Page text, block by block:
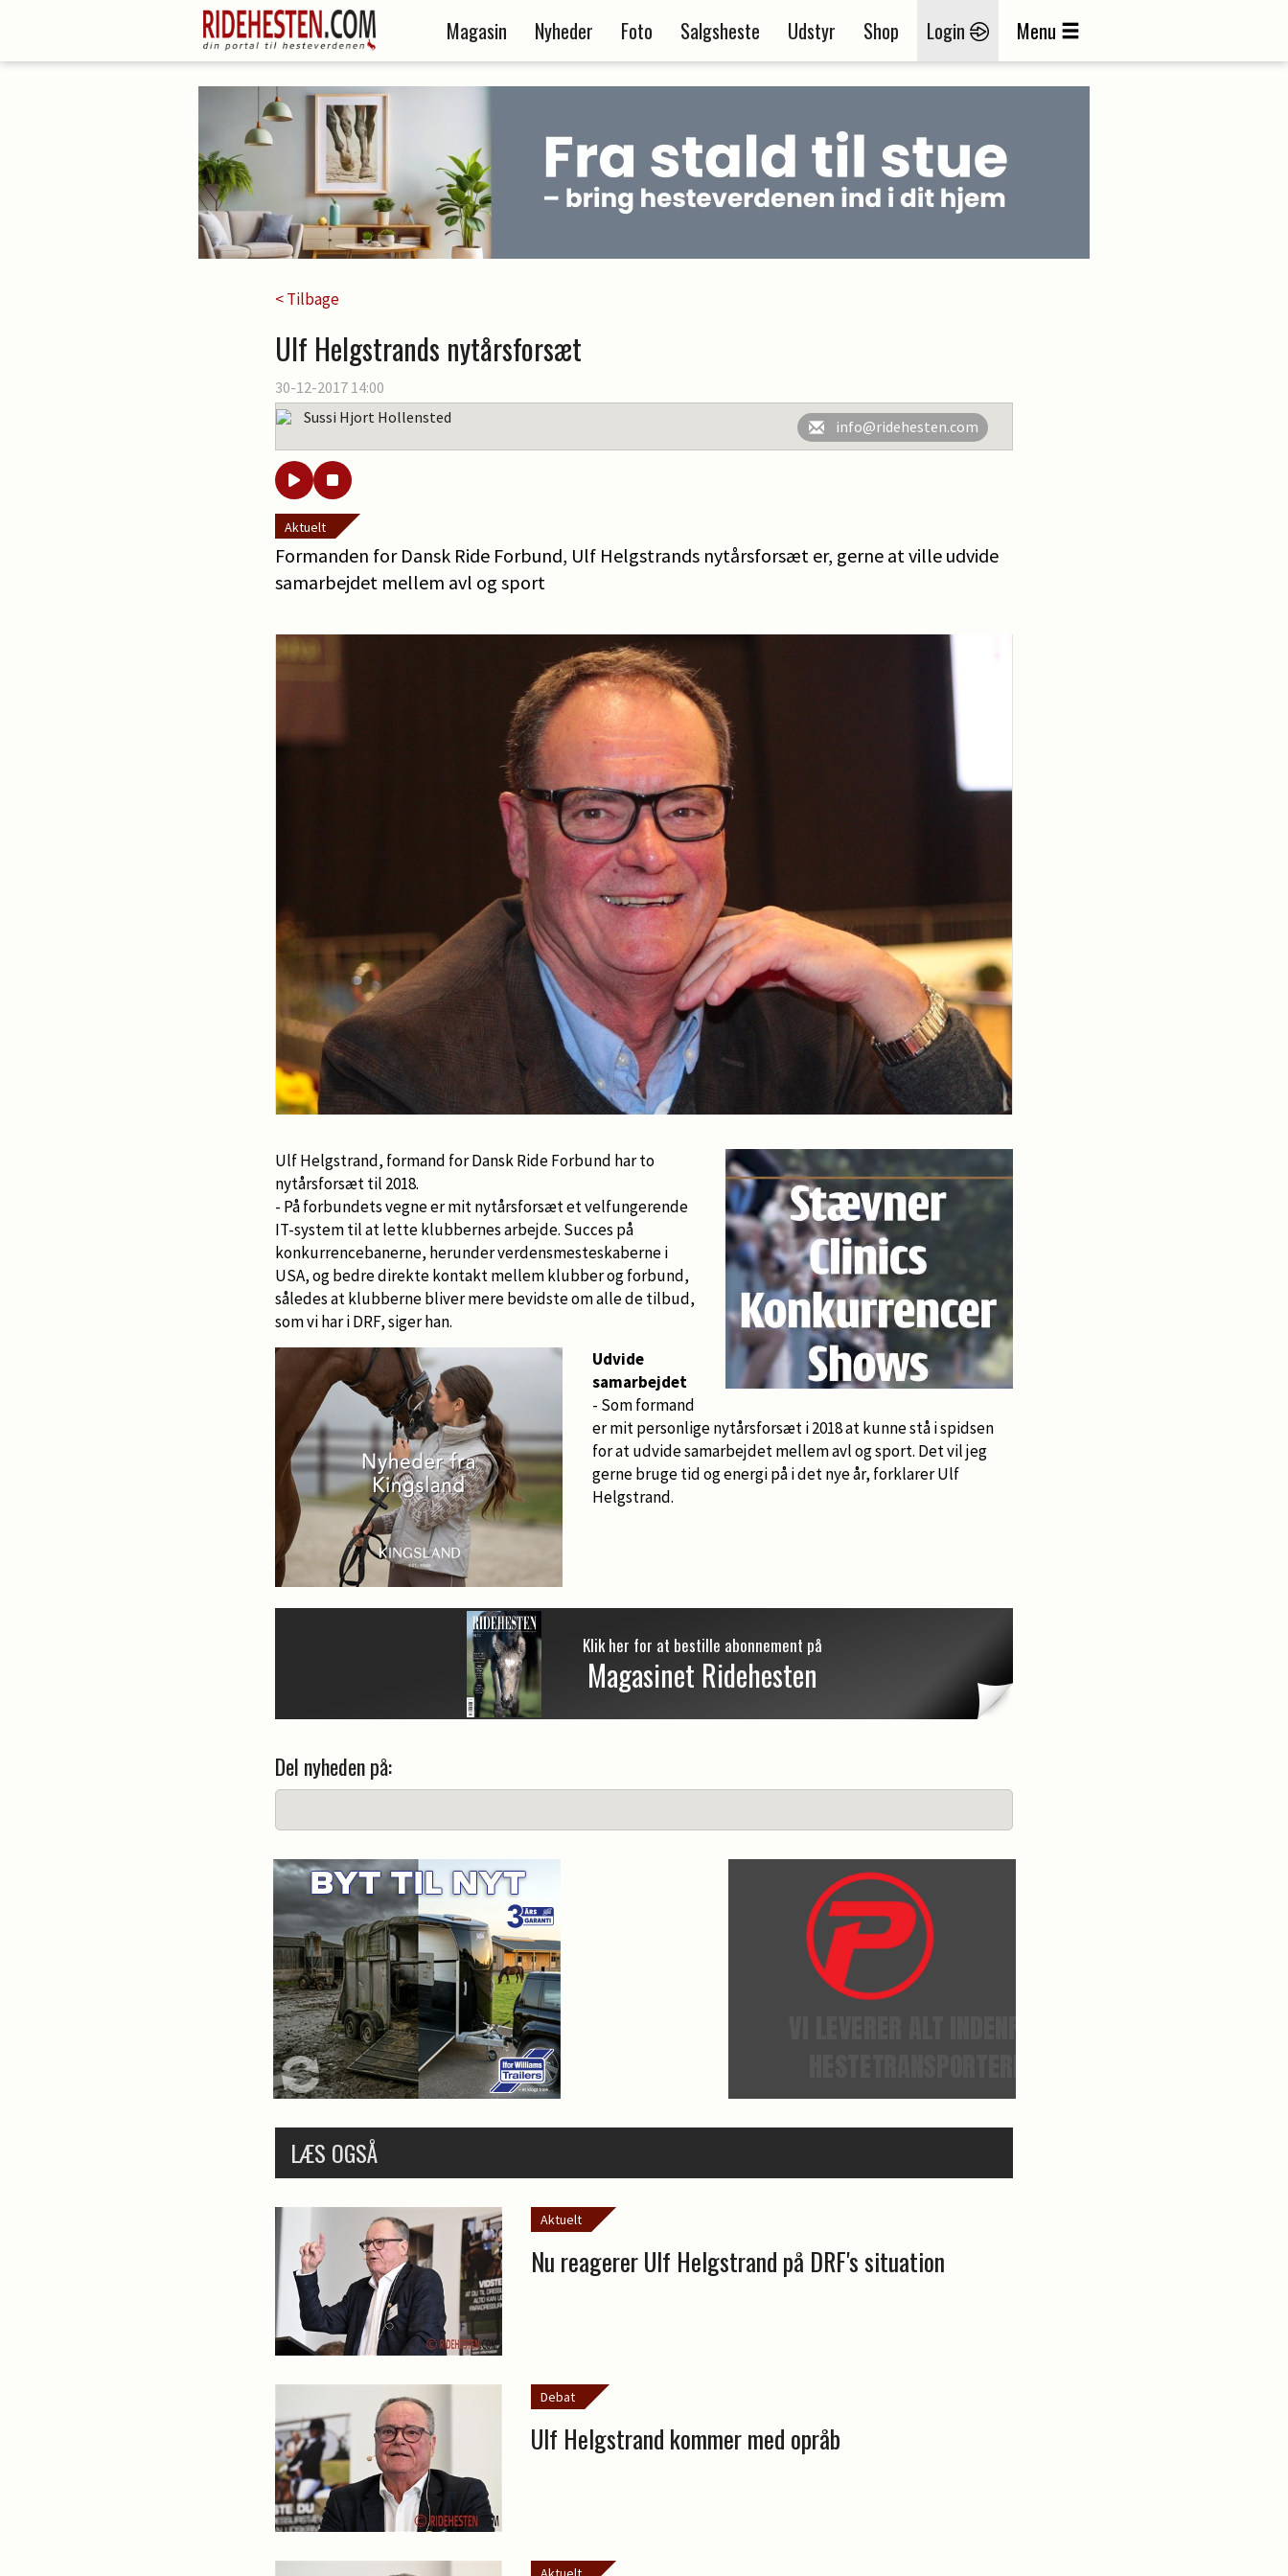
Magasin Nyheder Foto Salgsheste Udstyr Shop Login Menu
< Tilbage
Ulf Helgstrands nytårsforsæt
30-12-2017 14:00
Sussi Hjort Hollensted
info@ridehesten.com
Aktuelt
Formanden for Dansk Ride Forbund, Ulf Helgstrands nytårsforsæt er, gerne at ville udvide
samarbejdet mellem avl og sport
Ulf Helgstrand, formand for Dansk Ride Forbund har to
nytårsforsæt til 2018.
- På forbundets vegne er mit nytårsforsæt et velfungerende
IT-system til at lette klubbernes arbejde. Succes på
konkurrencebanerne, herunder verdensmesteskaberne i
USA, og bedre direkte kontakt mellem klubber og forbund,
således at klubberne bliver mere bevidste om alle de tilbud,
som vi har i DRF, siger han.
Udvide
samarbejdet
- Som formand
er mit personlige nytårsforsæt i 2018 at kunne stå i spidsen
for at udvide samarbejdet mellem avl og sport. Det vil jeg
gerne bruge tid og energi på i det nye år, forklarer Ulf
Helgstrand.
Klik her for at bestille abonnement på
Magasinet Ridehesten
Del nyheden på:
LÆS OGSÅ
Aktuelt
Nu reagerer Ulf Helgstrand på DRF's situation
Debat
Ulf Helgstrand kommer med opråb